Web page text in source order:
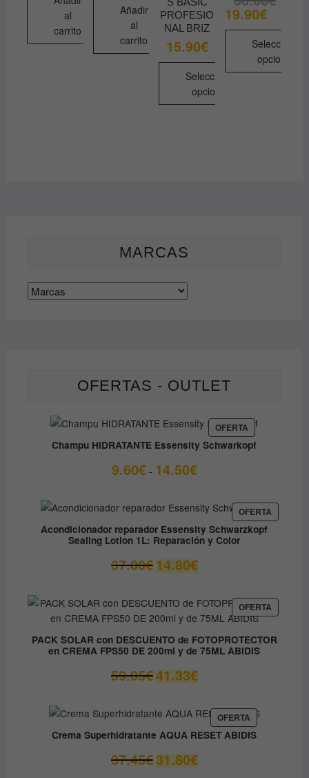
al
carrito
Añadir
al
carrito
PROFESIO
NAL BRIZ
15.90€
Seleccionar
opciones
elegir
precio
era:
36.00€.
19.90€ precio
es:
19.90€.
Seleccionar
opciones
MARCAS
OFERTAS - OUTLET
OFERTA PRODUCTO
EN
OFERTA
Champu HIDRATANTE Essensity Schwarkopf
9.60€ - 14.50€Rango
desde
9.60€
hasta
14.50€
OFERTA
EN
Acondicionador reparador Essensity Schwarzkopf
Sealing Lotion 1L: Reparación y Color
37.00€ El
precio
era:
37.00€.
14.80€El
precio
es:
14.80€.
OFERTA
EN
PACK SOLAR con DESCUENTO de FOTOPROTECTOR
en CREMA FPS50 DE 200ml y de 75ML ABIDIS
59.05€ El
precio
era:
59.05€.
41.33€El
precio
es:
41.33€.
OFERTAPRODUCTO
EN
OFERTA
Crema Superhidratante AQUA RESET ABIDIS
37.45€ El
precio
31.80€El
precio